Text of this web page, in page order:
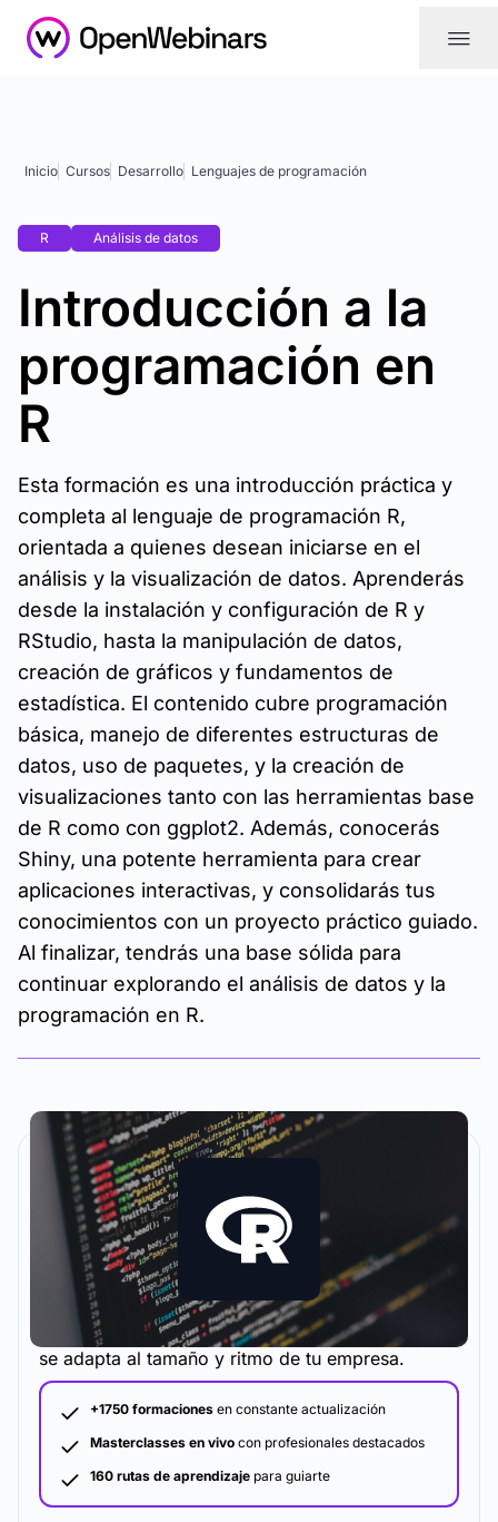
|||
Inicio Cursos Desarrollo Lenguajes de programación
R Análisis de datos
Introducción a la
programación en
R
Esta formación es una introducción práctica y
completa al lenguaje de programación R,
orientada a quienes desean iniciarse en el
análisis y la visualización de datos. Aprenderás
desde la instalación y configuración de R y
RStudio, hasta la manipulación de datos,
creación de gráficos y fundamentos de
estadística. El contenido cubre programación
básica, manejo de diferentes estructuras de
datos, uso de paquetes, y la creación de
visualizaciones tanto con las herramientas base
de R como con ggplot2. Además, conocerás
Shiny, una potente herramienta para crear
aplicaciones interactivas, y consolidarás tus
conocimientos con un proyecto práctico guiado.
Al finalizar, tendrás una base sólida para
continuar explorando el análisis de datos y la
programación en R.
La metodología y plataforma de formación que
se adapta al tamaño y ritmo de tu empresa.
+1750 formaciones en constante actualización
Masterclasses en vivo con profesionales destacados
160 rutas de aprendizaje para guiarte